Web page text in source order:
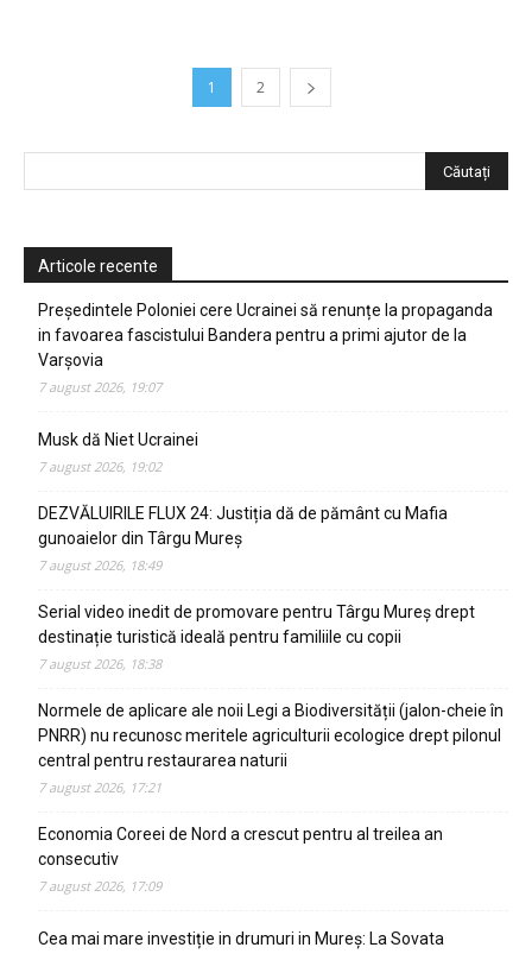
1 2
Articole recente
Președintele Poloniei cere Ucrainei să renunțe la propaganda
in favoarea fascistului Bandera pentru a primi ajutor de la
Varșovia
7 august 2026, 19:07
Musk dă Niet Ucrainei
7 august 2026, 19:02
DEZVĂLUIRILE FLUX 24: Justiția dă de pământ cu Mafia
gunoaielor din Târgu Mureș
7 august 2026, 18:49
Serial video inedit de promovare pentru Târgu Mureș drept
destinație turistică ideală pentru familiile cu copii
7 august 2026, 18:38
Normele de aplicare ale noii Legi a Biodiversității (jalon-cheie în
PNRR) nu recunosc meritele agriculturii ecologice drept pilonul
central pentru restaurarea naturii
7 august 2026, 17:21
Economia Coreei de Nord a crescut pentru al treilea an
consecutiv
7 august 2026, 17:09
Cea mai mare investiție in drumuri in Mureș: La Sovata